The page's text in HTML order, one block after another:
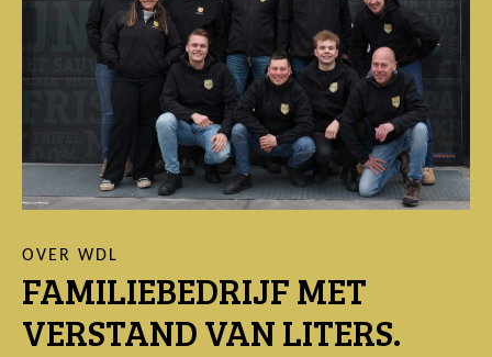
OVER WDL
FAMILIEBEDRIJF MET
VERSTAND VAN LITERS.